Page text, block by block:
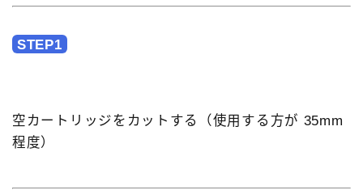
STEP1
空カートリッジをカットする（使用する方が 35mm
程度）